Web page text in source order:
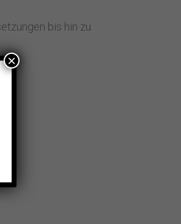
bis hin zu
×